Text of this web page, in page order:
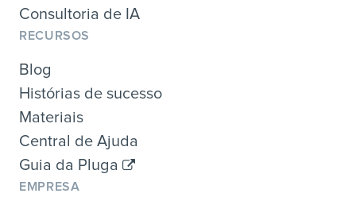
Consultoria de IA
RECURSOS
Blog
Histórias de sucesso
Materiais
Central de Ajuda
Guia da Pluga
EMPRESA